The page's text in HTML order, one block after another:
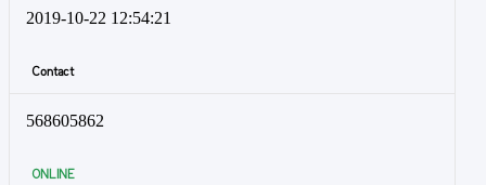
2019-10-22 12:54:21
Contact
568605862
ONLINE